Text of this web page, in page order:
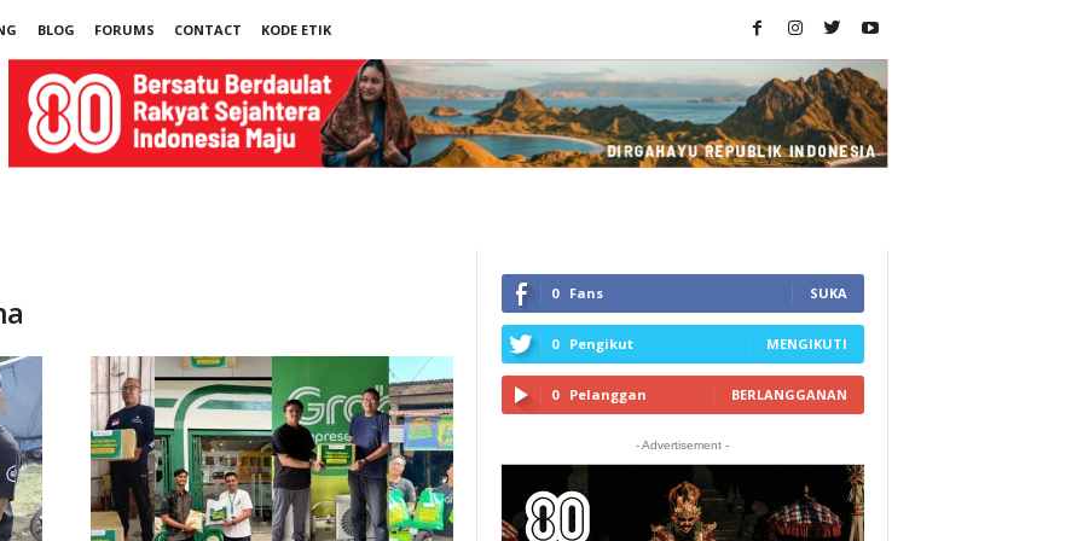
BLOG FORUMS CONTACT
KODE ETIK
0 Fans SUKA
0 Pengikut MENGIKUTI
0 Pelanggan BERLANGGANAN
- Advertisement -